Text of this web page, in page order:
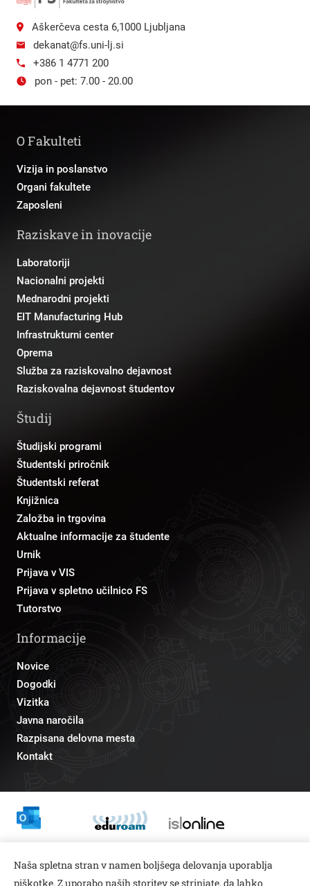
Aškerčeva cesta 6,1000 Ljubljana
dekanat@fs.uni-lj.si
+386 1 4771 200
pon - pet: 7.00 - 20.00
O Fakulteti
Vizija in poslanstvo
Organi fakultete
Zaposleni
Raziskave in inovacije
Laboratoriji
Nacionalni projekti
Mednarodni projekti
EIT Manufacturing Hub
Infrastrukturni center
Oprema
Služba za raziskovalno dejavnost
Raziskovalna dejavnost študentov
Študij
Študijski programi
Študentski priročnik
Študentski referat
Knjižnica
Založba in trgovina
Aktualne informacije za študente
Urnik
Prijava v VIS
Prijava v spletno učilnico FS
Tutorstvo
Informacije
Novice
Dogodki
Vizitka
Javna naročila
Razpisana delovna mesta
Kontakt
pr@fs.uni-lj.si
Naša spletna stran v namen boljšega delovanja uporablja
piškotke. Z uporabo naših storitev se strinjate, da lahko